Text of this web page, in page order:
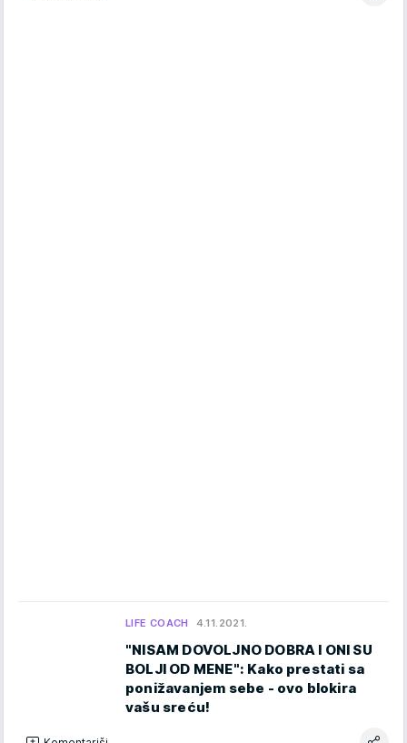
LIFE COACH 4.11.2021.
"NISAM DOVOLJNO DOBRA I ONI SU
BOLJI OD MENE": Kako prestati sa
ponižavanjem sebe - ovo blokira
vašu sreću!